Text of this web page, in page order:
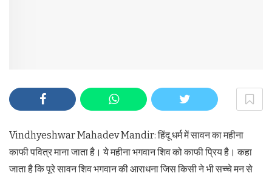
Vindhyeshwar Mahadev Mandir: हिंदू धर्म में सावन का महीना
काफी पवित्र माना जाता है। ये महीना भगवान शिव को काफी प्रिय है। कहा
जाता है कि पूरे सावन शिव भगवान की आराधना जिस किसी ने भी सच्चे मन से